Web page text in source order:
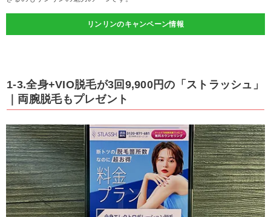
リンリンのキャンペーン情報
1-3.全身+VIO脱毛が3回9,900円の「ストラッシュ」
｜両腕脱毛もプレゼント